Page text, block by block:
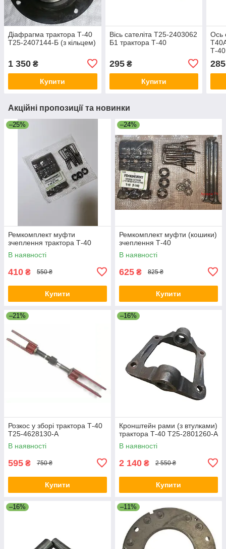
Діафрагма трактора Т-40
Т25-2407144-Б (з кільцем)
1 350 ₴
Купити
Вісь сателіта Т25-2403062
Б1 трактора Т-40
295₴
Купити
Ось
Т-40
285
Акційні пропозиції та новинки
–25%
Ремкомплект муфти
зчеплення трактора Т-40
В наявності
410 ₴ 550 ₴
Купити
–24%
Ремкомплект муфти (кошики)
зчеплення Т-40
В наявності
625 ₴ 825 ₴
Купити
–21%
Розкос у зборі трактора Т-40
Т25-4628130-А
В наявності
595 ₴ 750 ₴
Купити
–16%
Кронштейн рами (з втулками)
трактора Т-40 Т25-2801260-А
В наявності
2 140 ₴ 2 550 ₴
Купити
–16% –11%